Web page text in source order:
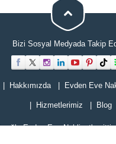
Bizi Sosyal Medyada Takip
Hakkımızda Evden Eve
Hizmetlerimiz Blog
Evden Eve Nakliyat'a
Cevap Yaz